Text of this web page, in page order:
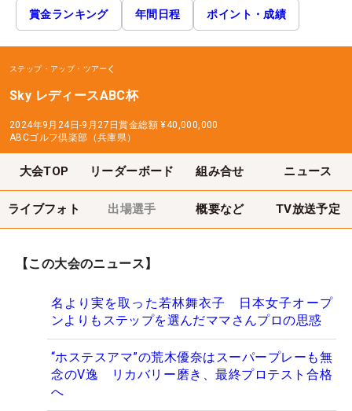
賞金ランキング 年間日程 ポイント・成績
ステップ・アップ・ツアー
Sky レディースABC杯
2024年9月24日-9月27日賞金総額 ¥40,000,000
ABCゴルフ倶楽部（兵庫県）
大会TOP リーダーボード 組み合せ ニュース
ライブフォト 出場選手 概要など TV放送予定
【この大会のニュース】
名より実を取った若林舞衣子 日本女子オープ
ンよりもステップを選んだママさんプロの思惑
“ホステスアマ”の荒木優奈はスーパープレーも無
念のV逸 リカバリー磨き、最終プロテスト合格
へ